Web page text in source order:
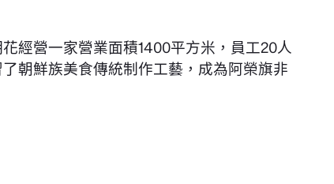
經營一家營業面積1400平方米，員工20人
朝鮮族美食傳統制作工藝，成為阿榮旗非